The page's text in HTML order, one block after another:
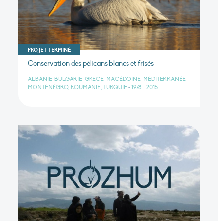
PROJET TERMINÉ
Conservation des pélicans blancs et frisés
ALBANIE, BULGARIE, GRÈCE, MACÉDOINE, MÉDITERRANÉE,
MONTÉNÉGRO, ROUMANIE, TURQUIE • 1978 - 2015